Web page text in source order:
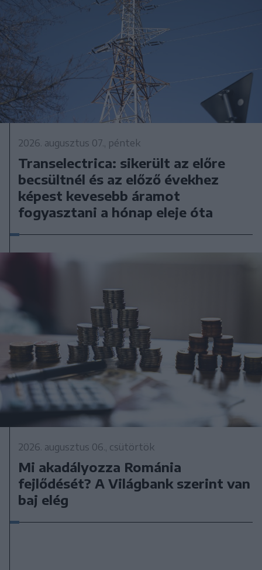
2026. augusztus 07., péntek
Transelectrica: sikerült az előre
becsültnél és az előző évekhez
képest kevesebb áramot
fogyasztani a hónap eleje óta
2026. augusztus 06., csütörtök
Mi akadályozza Románia
fejlődését? A Világbank szerint van
baj elég